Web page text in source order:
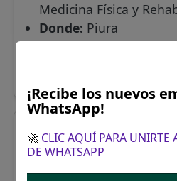
Medicina Física y
Donde: Piura
Remuneración:S/.
¡Recibe los nuevos
WhatsApp!
🚀 CLIC AQUÍ PARA UNIRTE
DE WHATSAPP